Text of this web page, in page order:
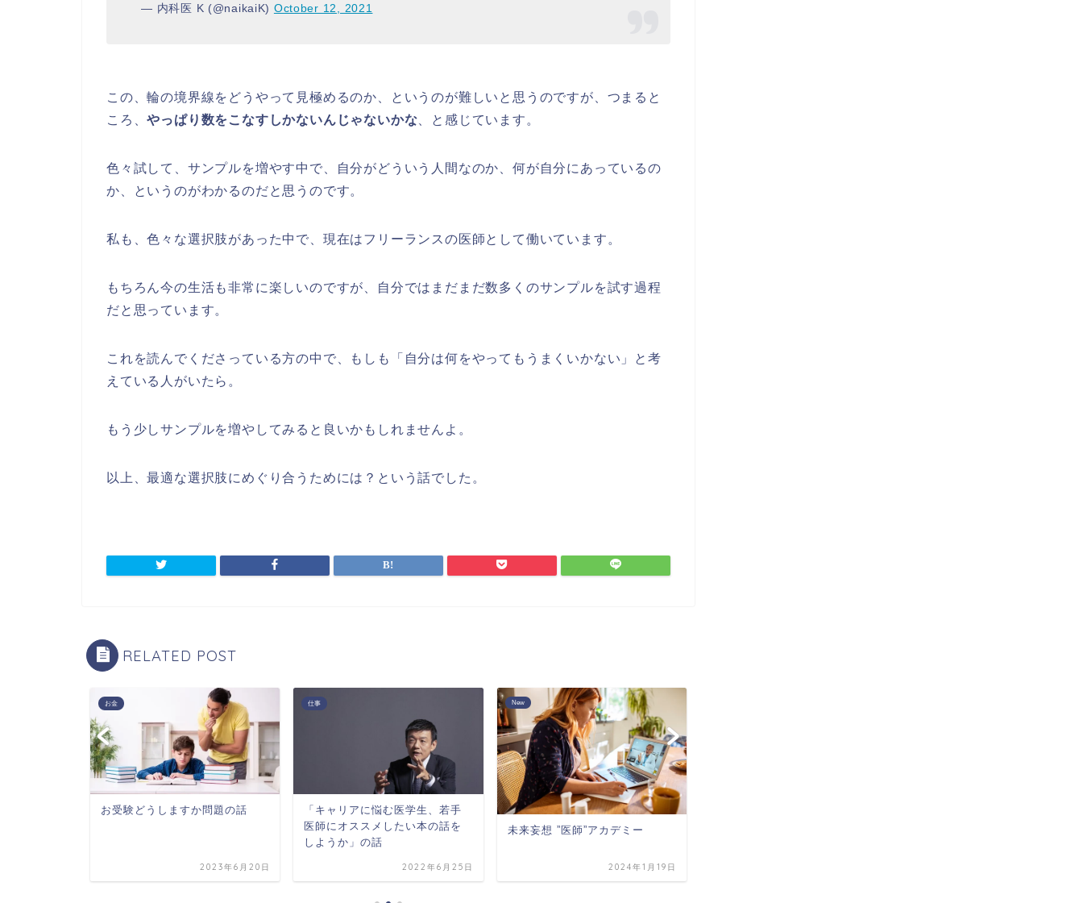
— 内科医 K (@naikaiK) October 12, 2021
この、輪の境界線をどうやって見極めるのか、というのが難しいと思うのですが、つまると
ころ、やっぱり数をこなすしかないんじゃないかな 、と感じています。
色々試して、サンプルを増やす中で、自分がどういう人間なのか、何が自分にあっているの
か、というのがわかるのだと思うのです。
私も、色々な選択肢があった中で、現在はフリーランスの医師として働いています。
もちろん今の生活も非常に楽しいのですが、自分ではまだまだ数多くのサンプルを試す過程
だと思っています。
これを読んでくださっている方の中で、もしも「自分は何をやってもうまくいかない」と考
えている人がいたら。
もう少しサンプルを増やしてみると良いかもしれませんよ。
以上、最適な選択肢にめぐり合うためには？という話でした。
RELATED POST
「キャリアに悩む医学生、若手
2022年6月25日
未来妄想 ”医師”アカデミー
2024年1月19日
お金
お受験どうしますか問題の話
2023年6月20日